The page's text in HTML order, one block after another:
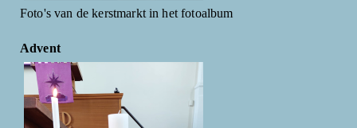
Foto's van de kerstmarkt in het fotoalbum
Advent